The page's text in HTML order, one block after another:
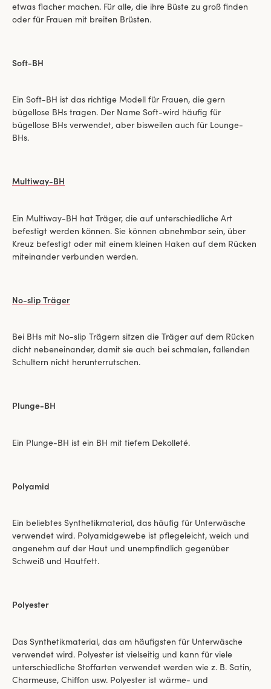
etwas flacher machen. Für alle, die ihre Büste zu groß finden
oder für Frauen mit breiten Brüsten.
Soft-BH
Ein Soft-BH ist das richtige Modell für Frauen, die gern
bügellose BHs tragen. Der Name Soft-wird häufig für
bügellose BHs verwendet, aber bisweilen auch für Lounge-
BHs.
Multiway-BH
Ein Multiway-BH hat Träger, die auf unterschiedliche Art
befestigt werden können. Sie können abnehmbar sein, über
Kreuz befestigt oder mit einem kleinen Haken auf dem Rücken
miteinander verbunden werden.
No-slip Träger
Bei BHs mit No-slip Trägern sitzen die Träger auf dem Rücken
dicht nebeneinander, damit sie auch bei schmalen, fallenden
Schultern nicht herunterrutschen.
Plunge-BH
Ein Plunge-BH ist ein BH mit tiefem Dekolleté.
Polyamid
Ein beliebtes Synthetikmaterial, das häufig für Unterwäsche
verwendet wird. Polyamidgewebe ist pflegeleicht, weich und
angenehm auf der Haut und unempfindlich gegenüber
Schweiß und Hautfett.
Polyester
Das Synthetikmaterial, das am häufigsten für Unterwäsche
verwendet wird. Polyester ist vielseitig und kann für viele
unterschiedliche Stoffarten verwendet werden wie z. B. Satin,
Charmeuse, Chiffon usw. Polyester ist wärme- und